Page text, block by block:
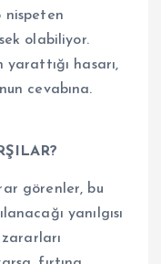
nispeten
olabiliyor.
yarattığı hasarı,
cevabına.
görenler, bu
yanılgısı